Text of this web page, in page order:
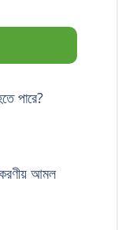
পারে?
আমল